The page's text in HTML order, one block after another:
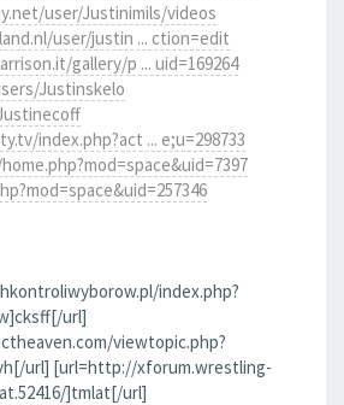
user/Justinimils/videos
user/justin ... ction=edit
gallery/p ... uid=169264
Justinskelo
index.php?act ... e;u=298733
index.php?
url]
viewtopic.php?
url] [url=http://xforum.wrestling-
]tmlat[/url]